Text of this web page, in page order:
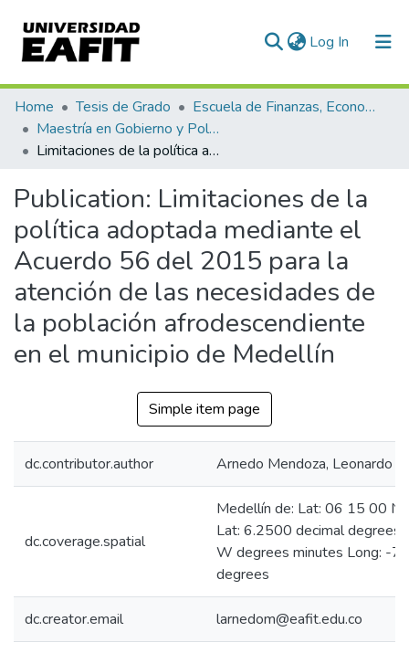
Log In (current)
Communities & Collections
All of DSpace
Home Tesis de Grado
Escuela de Finanzas, Economía y Gobierno
Maestría en Gobierno y Políticas Públicas (tesis)
Limitaciones de la política adoptada mediante el Acuerdo 56 del 2015 para la atención de las necesidades de la población afrodescendiente en el municipio de Medellín
Publication: Limitaciones de la
política adoptada mediante el
Acuerdo 56 del 2015 para la
atención de las necesidades de
la población afrodescendiente
en el municipio de Medellín
Simple item page
dc.contributor.author Arnedo Mendoza, Leonardo
dc.coverage.spatial
Medellín de: Lat: 06 15 00 N
Lat: 6.2500 decimal
W degrees minutes Long: -
degrees
dc.creator.email larnedom@eafit.edu.co